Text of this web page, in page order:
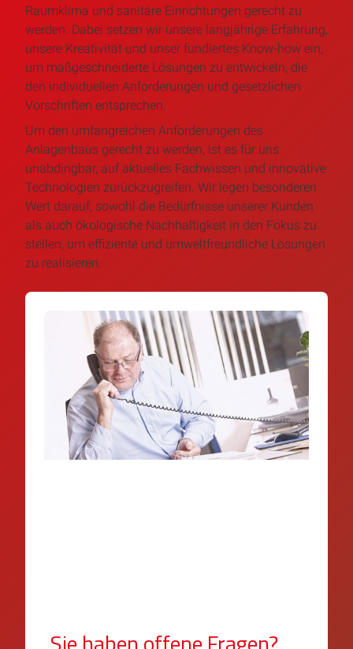
Raumklima und sanitäre Einrichtungen gerecht zu
werden. Dabei setzen wir unsere langjährige Erfahrung,
unsere Kreativität und unser fundiertes Know-how ein,
um maßgeschneiderte Lösungen zu entwickeln, die
den individuellen Anforderungen und gesetzlichen
Vorschriften entsprechen.
Um den umfangreichen Anforderungen des
Anlagenbaus gerecht zu werden, ist es für uns
unabdingbar, auf aktuelles Fachwissen und innovative
Technologien zurückzugreifen. Wir legen besonderen
Wert darauf, sowohl die Bedürfnisse unserer Kunden
als auch ökologische Nachhaltigkeit in den Fokus zu
stellen, um effiziente und umweltfreundliche Lösungen
zu realisieren.